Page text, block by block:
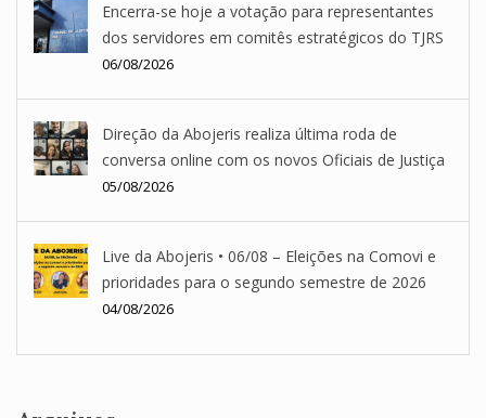
Encerra-se hoje a votação para representantes
dos servidores em comitês estratégicos do TJRS
06/08/2026
Direção da Abojeris realiza última roda de
conversa online com os novos Oficiais de Justiça
05/08/2026
Live da Abojeris • 06/08 – Eleições na Comovi e
prioridades para o segundo semestre de 2026
04/08/2026